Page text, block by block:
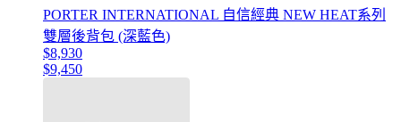
PORTER INTERNATIONAL 自信經典 NEW HEAT系列
雙層後背包 (深藍色)
$8,930
$9,450